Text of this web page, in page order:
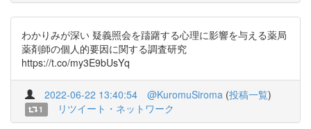
わかりみが深い 疑義照会を躊躇する心理に影響を与える薬局
薬剤師の個人的要因に関する調査研究
https://t.co/my3E9bUsYq
2022-06-22 13:40:54 @KuromuSiroma (投稿一覧)
1 リツイート・ネットワーク